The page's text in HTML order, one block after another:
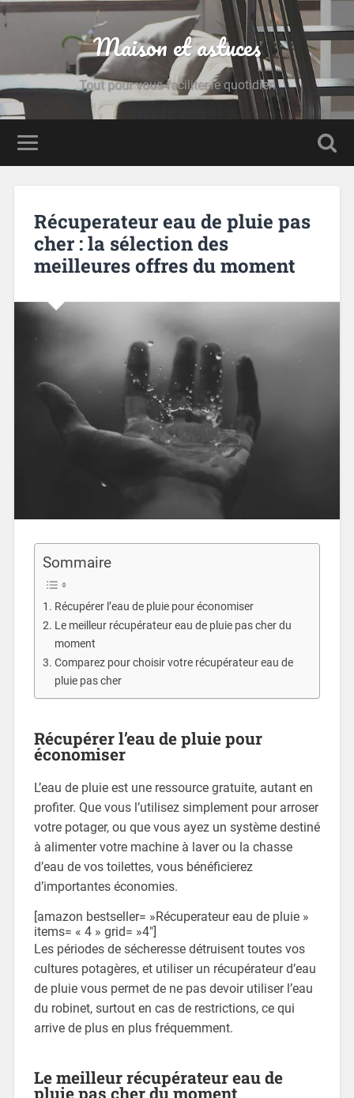
Maison et astuces
Tout pour vous faciliter le quotidien
Récuperateur eau de pluie pas
cher : la sélection des
meilleures offres du moment
Sommaire
Récupérer l’eau de pluie pour économiser
Le meilleur récupérateur eau de pluie pas cher du
moment
Comparez pour choisir votre récupérateur eau de
pluie pas cher
Récupérer l’eau de pluie pour
économiser
L’eau de pluie est une ressource gratuite, autant en
profiter. Que vous l’utilisez simplement pour arroser
votre potager, ou que vous ayez un système destiné
à alimenter votre machine à laver ou la chasse
d’eau de vos toilettes, vous bénéficierez
d’importantes économies.
[amazon bestseller= »Récuperateur eau de pluie »
items= « 4 » grid= »4″]
Les périodes de sécheresse détruisent toutes vos
cultures potagères, et utiliser un récupérateur d’eau
de pluie vous permet de ne pas devoir utiliser l’eau
du robinet, surtout en cas de restrictions, ce qui
arrive de plus en plus fréquemment.
Le meilleur récupérateur eau de